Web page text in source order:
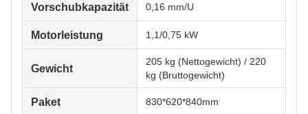
Vorschubkapazität 0,16 mm/U
Motorleistung 1,1/0,75 kW
Gewicht
205 kg (Nettogewicht) / 220
kg (Bruttogewicht)
Paket 830*620*840mm